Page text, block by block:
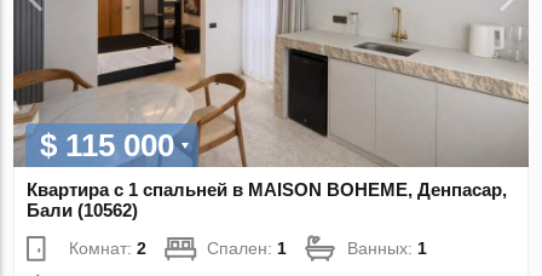
$ 115 000
Квартира с 1 спальней в MAISON BOHEME, Денпасар,
Бали (10562)
Комнат:2 Спален:1 Ванных:1